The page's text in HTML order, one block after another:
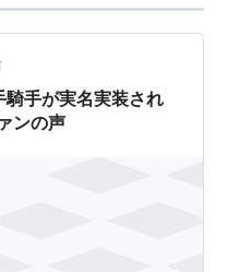
騎手が実名実装され
ンの声